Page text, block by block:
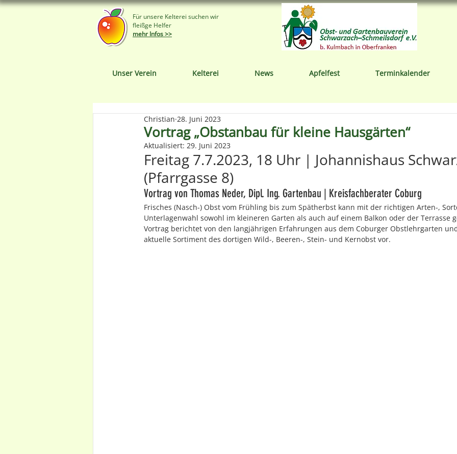
Unser Verein Kelterei News Apfelfest Terminkalender
Für unsere Kelterei suchen wir
fleißge Helfer
mehr Infos >>
Vortrag „Obstanbau für kleine Hausgärten“
Christian 28. Juni 2023
Aktualisiert: 29. Juni 2023
Freitag 7.7.2023, 18 Uhr | Johannishaus
(Pfarrgasse 8)
Vortrag von Thomas Neder, Dipl. Ing. Gartenbau | Kreisfachberater Coburg
Frisches (Nasch-) Obst vom Frühling bis zum Spätherbst kann mit der richtigen Arten-,
Unterlagenwahl sowohl im kleineren Garten als auch auf einem Balkon oder der Terrasse
Vortrag berichtet von den langjährigen Erfahrungen aus dem Coburger Obstlehrgarten
aktuelle Sortiment des dortigen Wild-, Beeren-, Stein- und Kernobst vor.